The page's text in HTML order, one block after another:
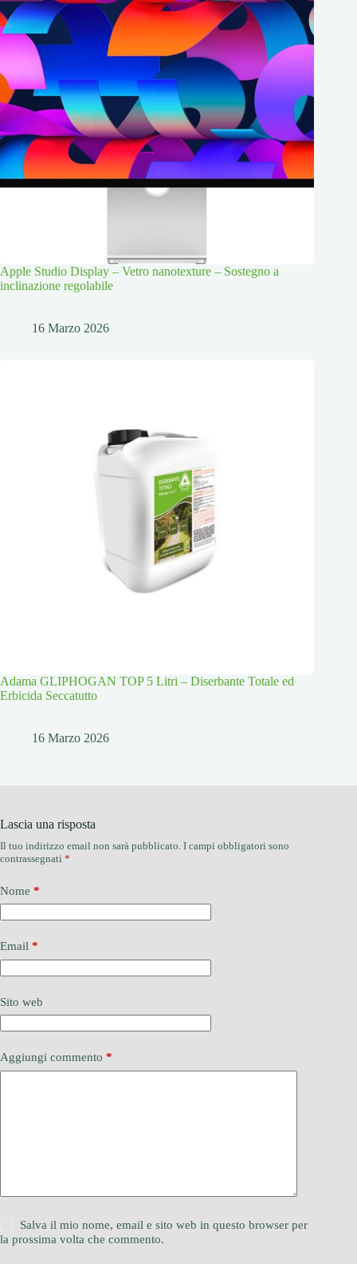
Apple Studio Display – Vetro nanotexture – Sostegno a
inclinazione regolabile
16 Marzo 2026
Adama GLIPHOGAN TOP 5 Litri – Diserbante Totale ed
Erbicida Seccatutto
16 Marzo 2026
Lascia una risposta
Il tuo indirizzo email non sarà pubblicato. I campi obbligatori sono
contrassegnati *
Nome *
Email *
Sito web
Aggiungi commento *
Salva il mio nome, email e sito web in questo browser per
la prossima volta che commento.